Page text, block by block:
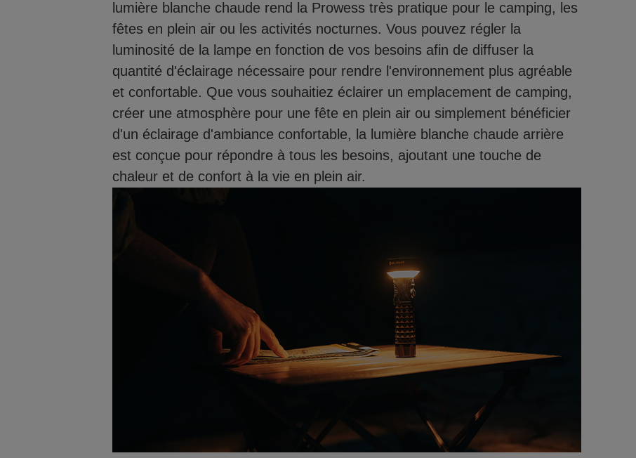
lumière blanche chaude rend la Prowess très pratique pour le camping, les
fêtes en plein air ou les activités nocturnes. Vous pouvez régler la
luminosité de la lampe en fonction de vos besoins afin de diffuser la
quantité d'éclairage nécessaire pour rendre l'environnement plus agréable
et confortable. Que vous souhaitiez éclairer un emplacement de camping,
créer une atmosphère pour une fête en plein air ou simplement bénéficier
d'un éclairage d'ambiance confortable, la lumière blanche chaude arrière
est conçue pour répondre à tous les besoins, ajoutant une touche de
chaleur et de confort à la vie en plein air.